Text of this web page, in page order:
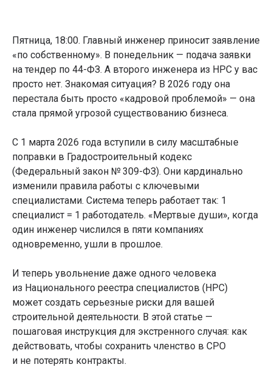
Пятница, 18:00. Главный инженер приносит заявление
«по собственному». В понедельник — подача заявки
на тендер по 44-ФЗ. А второго инженера из НРС у вас
просто нет. Знакомая ситуация? В 2026 году она
перестала быть просто «кадровой проблемой» — она
стала прямой угрозой существованию бизнеса.
С 1 марта 2026 года вступили в силу масштабные
поправки в Градостроительный кодекс
(Федеральный закон № 309-ФЗ). Они кардинально
изменили правила работы с ключевыми
специалистами. Система теперь работает так: 1
специалист = 1 работодатель. «Мертвые души», когда
один инженер числился в пяти компаниях
одновременно, ушли в прошлое.
И теперь увольнение даже одного человека
из Национального реестра специалистов (НРС)
может создать серьезные риски для вашей
строительной деятельности. В этой статье —
пошаговая инструкция для экстренного случая: как
действовать, чтобы сохранить членство в СРО
и не потерять контракты.